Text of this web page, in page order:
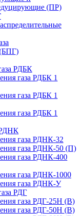
(ПР)
(БПГ)
РДБК
газа РДБК 1
газа РДБК 1
газа РДБК 1
РДНК
газа РДНК-32
газа РДНК-50 (П)
газа РДНК-400
газа РДНК-1000
газа РДНК-У
РДГ
газа РДГ-25Н (В)
газа РДГ-50Н (В)